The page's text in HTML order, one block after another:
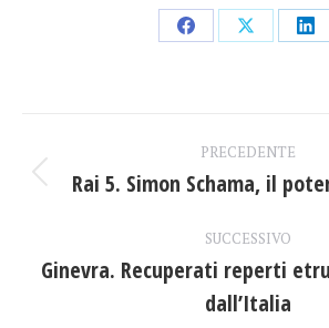
CondividiCondividi
tra
post
PRECEDENTE
Post
Rai 5. Simon Schama, il
SUCCESSIVO
Prossimo
post:
Ginevra. Recuperati reperti
dall’Italia